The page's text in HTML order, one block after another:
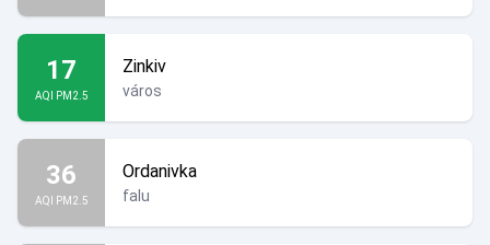
17
AQI PM2.5
Zinkiv
város
36
AQI PM2.5
Ordanivka
falu